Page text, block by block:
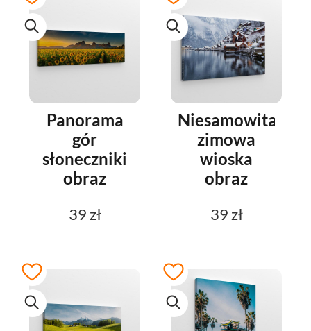
Panorama
gór
słoneczniki
obraz
39 zł
Niesamowita
zimowa
wioska
obraz
39 zł